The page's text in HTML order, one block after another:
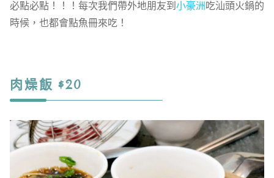
必點必點！！！每次我們帶外地朋友到小豪洲吃汕頭火鍋的
時候，也都會點魚冊來吃！
肉燥飯 $20